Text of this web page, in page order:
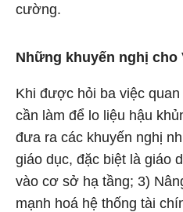
cường.
Những khuyến nghị cho
Khi được hỏi ba việc
cần làm để lo liệu hậu
đưa ra các khuyến nghị
giáo dục, đặc biệt là giáo
vào cơ sở hạ tầng; 3)
mạnh hoá hệ thống tài